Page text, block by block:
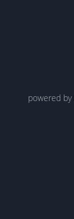
powered by